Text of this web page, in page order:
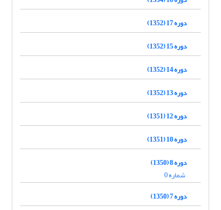
دوره 17 (1352)
دوره 15 (1352)
دوره 14 (1352)
دوره 13 (1352)
دوره 12 (1351)
دوره 10 (1351)
دوره 8 (1350)
شماره 0
دوره 7 (1350)